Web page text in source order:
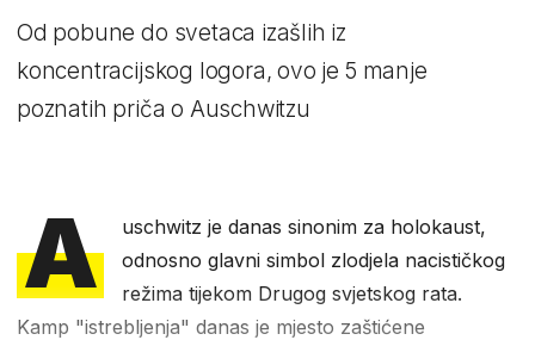
Od pobune do svetaca izašlih iz
koncentracijskog logora, ovo je 5 manje
poznatih priča o Auschwitzu
A
uschwitz je danas sinonim za holokaust,
odnosno glavni simbol zlodjela nacističkog
režima tijekom Drugog svjetskog rata.
Kamp "istrebljenja" danas je mjesto zaštićene